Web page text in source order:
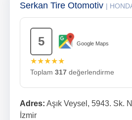
Serkan Tire Otomotiv |
5 Google Maps
★★★★★
Toplam 317 değerlendirme
Adres: Aşık Veysel, 5943. Sk.
İzmir